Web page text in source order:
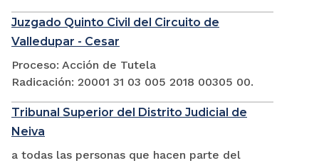
Juzgado Quinto Civil del Circuito de
Valledupar - Cesar
Proceso: Acción de Tutela
Radicación: 20001 31 03 005 2018 00305 00.
Tribunal Superior del Distrito Judicial de
Neiva
a todas las personas que hacen parte del